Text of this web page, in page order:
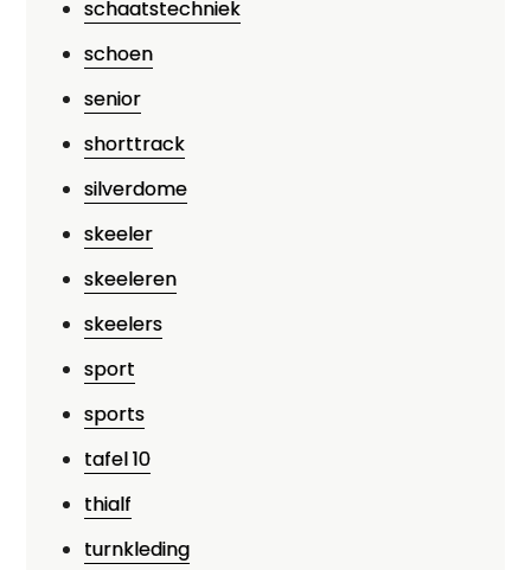
schaatstechniek
schoen
senior
shorttrack
silverdome
skeeler
skeeleren
skeelers
sport
sports
tafel 10
thialf
turnkleding